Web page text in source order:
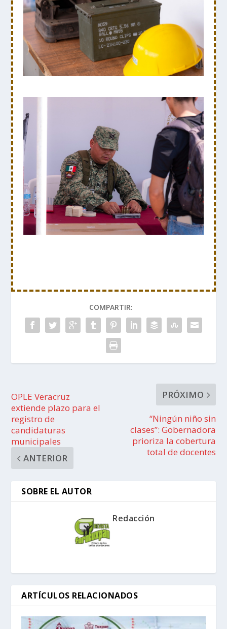
COMPARTIR:
OPLE Veracruz
extiende plazo para el
registro de
candidaturas
municipales
ANTERIOR
PRÓXIMO
“Ningún niño sin
clases”: Gobernadora
prioriza la cobertura
total de docentes
SOBRE EL AUTOR
Redacción
ARTÍCULOS RELACIONADOS